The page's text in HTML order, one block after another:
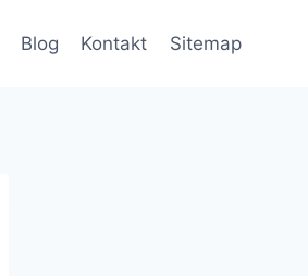
Blog Kontakt Sitemap